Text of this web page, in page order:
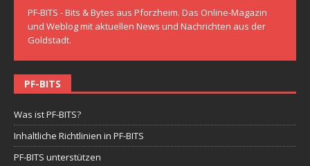
PF-BITS - Bits & Bytes aus Pforzheim. Das Online-Magazin
und Weblog mit aktuellen News und Nachrichten aus der
Goldstadt.
PF-BITS
Was ist PF-BITS?
Inhaltliche Richtlinien in PF-BITS
PF-BITS unterstützen